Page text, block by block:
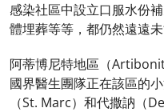
感染社區中設立口服水份
體埋葬等等，都仍然遠遠未
阿蒂博尼特地區（
國界醫生團隊正在該區的
（St. Marc）和代撒訥（